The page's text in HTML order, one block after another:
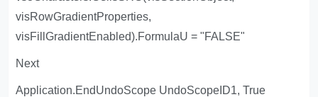
visRowGradientProperties,
visFillGradientEnabled).FormulaU = "FALSE"
Next
Application.EndUndoScope UndoScopeID1, True